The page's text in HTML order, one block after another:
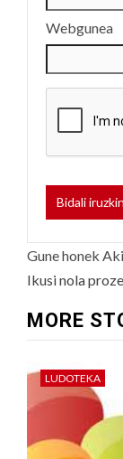
Webgunea
Gune honek
Ikusi nola
MORE
LUDOTEKA